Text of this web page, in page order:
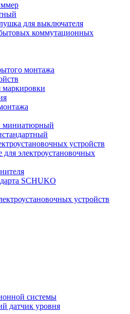
для выключателя
коммутационных
монтажа
миниатюрный
устройств
для электроустановочных
SCHUKO
устройств
системы
датчик уровня